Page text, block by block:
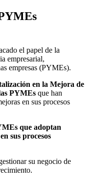
el papel de la
empresarial,
empresas (PYMEs).
en la Mejora de
PYMEs que han
en sus procesos
que adoptan
sus procesos
su negocio de